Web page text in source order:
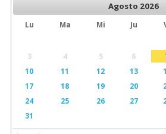
Agosto 2026
Lu Ma Mi Ju
3
4 5 6
10
11 12 13
17
18 19 20
24
25 26 27
31